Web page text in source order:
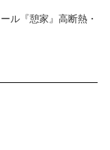
ル『憩家』高断熱・